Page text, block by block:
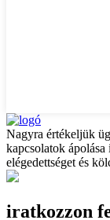
Nagyra értékeljük
kapcsolatok
elégedettséget és
iratkozzon